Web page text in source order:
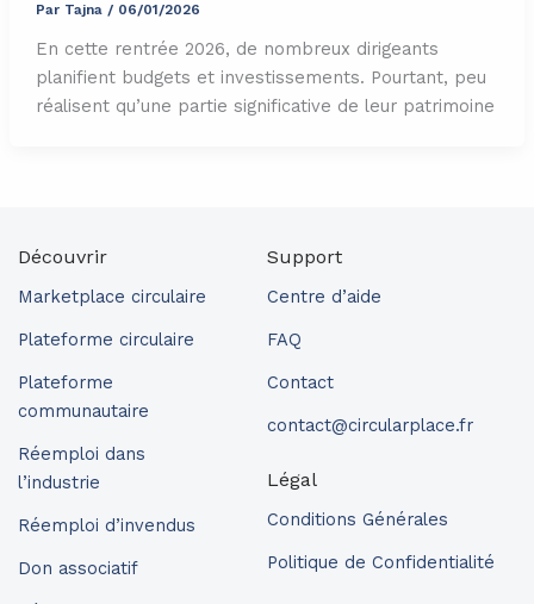
Par Tajna / 06/01/2026
En cette rentrée 2026, de nombreux dirigeants
planifient budgets et investissements. Pourtant, peu
réalisent qu’une partie significative de leur patrimoine
Découvrir
Marketplace circulaire
Plateforme circulaire
Plateforme
communautaire
Réemploi dans
l’industrie
Réemploi d’invendus
Don associatif
Support
Centre d’aide
FAQ
Contact
contact@circularplace.fr
Légal
Conditions Générales
Politique de Confidentialité